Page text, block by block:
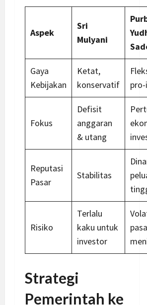
Aspek
Sri
Mulyani
Gaya
Kebijakan
Ketat,
konservatif
Fokus
Defisit
anggaran
& utang
Reputasi
Pasar
Stabilitas
Risiko
Terlalu
kaku untuk
investor
Strategi
Pemerintah ke